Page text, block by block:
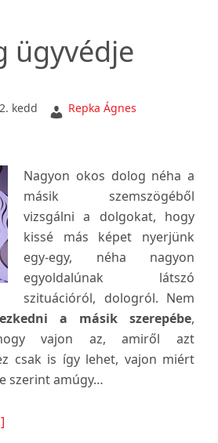
ügyvédje
kedd Repka Ágnes
Nagyon okos dolog néha a
másik szemszögéből
vizsgálni a dolgokat, hogy
kissé más képet nyerjünk
egy-egy, néha nagyon
egyoldalúnak látszó
szituációról, dologról. Nem
a másik szerepébe,
vajon az, amiről azt
csak is így lehet, vajon miért
szerint amúgy…